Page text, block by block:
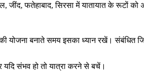
जींद, फतेहाबाद, सिरसा में यातायात के रूटों को
योजना बनाते समय इसका ध्यान रखें। संबंधित
संभव हो तो यात्रा करने से बचें।